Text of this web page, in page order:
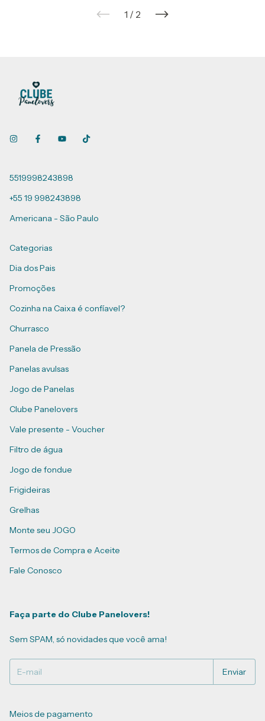
1 / 2
5519998243898
+55 19 998243898
Americana - São Paulo
Categorias
Dia dos Pais
Promoções
Cozinha na Caixa é confíavel?
Churrasco
Panela de Pressão
Panelas avulsas
Jogo de Panelas
Clube Panelovers
Vale presente - Voucher
Filtro de água
Jogo de fondue
Frigideiras
Grelhas
Monte seu JOGO
Termos de Compra e Aceite
Fale Conosco
Faça parte do Clube Panelovers!
Sem SPAM, só novidades que você ama!
Meios de pagamento